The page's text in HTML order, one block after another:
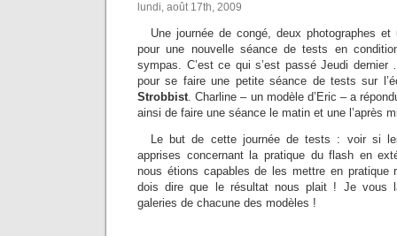
lundi, août 17th, 2009
Une journée de congé, deux photographes
pour une nouvelle séance de tests en
sympas. C’est ce qui s’est passé Jeudi
pour se faire une petite séance de tests sur
Strobbist. Charline – un modèle d’Eric – a
ainsi de faire une séance le matin et une l’après
Le but de cette journée de tests : voir si
apprises concernant la pratique du flash en
nous étions capables de les mettre en pratique
dois dire que le résultat nous plait ! Je vous
galeries de chacune des modèles !